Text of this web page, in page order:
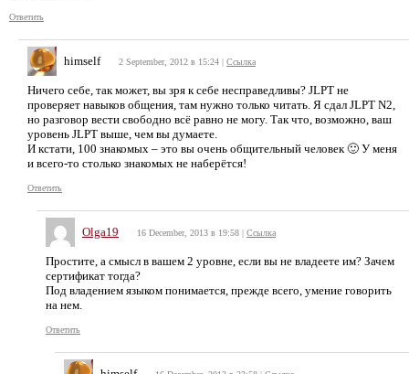
Ответить
himself 2 September, 2012 в 15:24 | Ссылка
Ничего себе, так может, вы зря к себе несправедливы? JLPT не
проверяет навыков общения, там нужно только читать. Я сдал JLPT N2,
но разговор вести свободно всё равно не могу. Так что, возможно, ваш
уровень JLPT выше, чем вы думаете.
И кстати, 100 знакомых – это вы очень общительный человек 🙂 У меня
и всего-то столько знакомых не наберётся!
Ответить
Olga19 16 December, 2013 в 19:58 | Ссылка
Простите, а смысл в вашем 2 уровне, если вы не владеете им? Зачем
сертификат тогда?
Под владением языком понимается, прежде всего, умение говорить
на нем.
Ответить